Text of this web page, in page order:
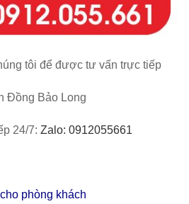
tôi để được tư vấn trực tiếp
Đồng Bảo Long
24/7: Zalo: 0912055661
phòng khách